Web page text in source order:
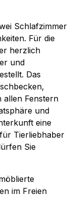
Schlafzimmer
Für die
herzlich
und
Das
allen Fenstern
und
eine
Tierliebhaber
Sie
im Freien